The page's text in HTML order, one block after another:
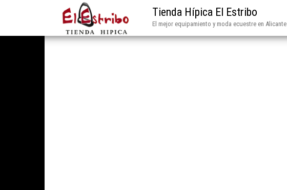
Tienda Hípica El Estribo
El mejor equipamiento y moda ecuestre en Alicante